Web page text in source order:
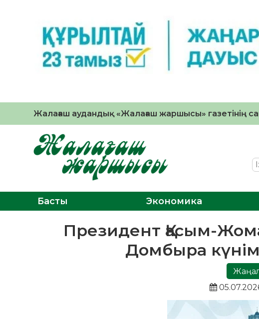
Жалағаш аудандық «Жалағаш жаршысы» газетінің
Басты Экономика
Президент Қасым-
Домбыра